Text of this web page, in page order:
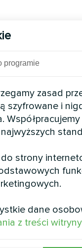
programie
zasad
szyfrowane i
strony
dane
z treści witryny